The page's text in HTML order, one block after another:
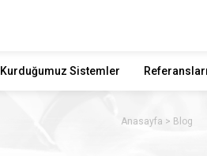
Kurduğumuz Sistemler
Anasayfa Blog